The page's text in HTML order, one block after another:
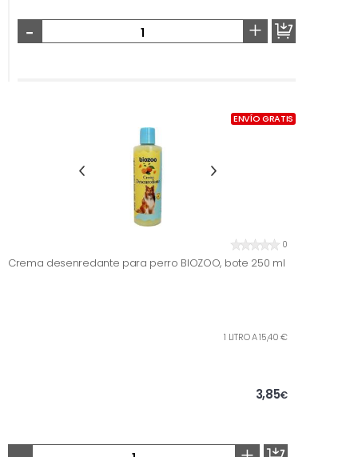
- +
ENVÍO GRATIS
0
Crema desenredante para perro BIOZOO, bote 250 ml
1 LITRO A 15,40 €
3,85€